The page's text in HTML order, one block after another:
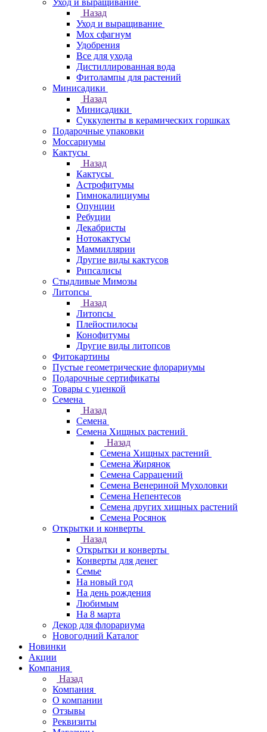
Уход и выращивание
Назад
Уход и выращивание
Мох сфагнум
Удобрения
Все для ухода
Дистиллированная вода
Фитолампы для растений
Минисадики
Назад
Минисадики
Суккуленты в керамических горшках
Подарочные упаковки
Моссариумы
Кактусы
Назад
Кактусы
Астрофитумы
Гимнокалициумы
Опунции
Ребуции
Декабристы
Нотокактусы
Маммиллярии
Другие виды кактусов
Рипсалисы
Стыдливые Мимозы
Литопсы
Назад
Литопсы
Плейоспилосы
Конофитумы
Другие виды литопсов
Фитокартины
Пустые геометрические флорариумы
Подарочные сертификаты
Товары с уценкой
Семена
Назад
Семена
Семена Хищных растений
Назад
Семена Хищных растений
Семена Жирянок
Семена Саррацений
Семена Венериной Мухоловки
Семена Непентесов
Семена других хищных растений
Семена Росянок
Открытки и конверты
Назад
Открытки и конверты
Конверты для денег
Семье
На новый год
На день рождения
Любимым
На 8 марта
Декор для флорариума
Новогодний Каталог
Новинки
Акции
Компания
Назад
Компания
О компании
Отзывы
Реквизиты